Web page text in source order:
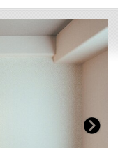
約15分）
インナップ！
00～23：00》
はできません。